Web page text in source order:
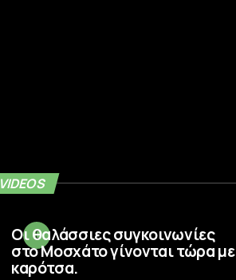
Οι θαλάσσιες συγκοινωνίες
στο Μοσχάτο γίνονται τώρα με
καρότσα.